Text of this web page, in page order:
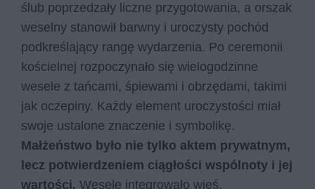
ślub poprzedzały liczne przygotowania, a orszak
weselny stanowił barwny i uroczysty pochód
podkreślający rangę wydarzenia. Po ceremonii
kościelnej rozpoczynało się wielogodzinne
wesele z tańcami, śpiewami i obrzędami, takimi
jak oczepiny. Każdy element uroczystości miał
swoje ustalone znaczenie i symbolikę.
Małżeństwo było nie tylko aktem prywatnym,
lecz potwierdzeniem ciągłości wspólnoty i jej
wartości. Wesele integrowało wieś,